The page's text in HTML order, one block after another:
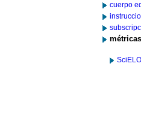
cuerpo
métricas
SciELO